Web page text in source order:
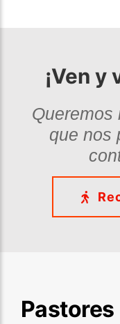
¡Ven y
Queremos
que nos
Pastores